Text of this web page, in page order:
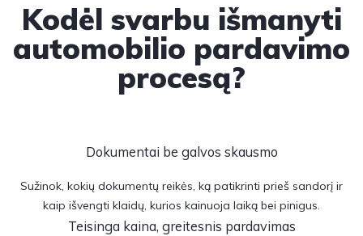
Kodėl svarbu išmanyti
automobilio pardavimo
procesą?
Dokumentai be galvos skausmo
Sužinok, kokių dokumentų reikės, ką patikrinti prieš sandorį ir
kaip išvengti klaidų, kurios kainuoja laiką bei pinigus.
Teisinga kaina, greitesnis pardavimas